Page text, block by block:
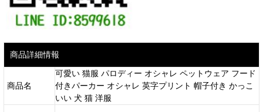
商品詳細情報
商品名
可愛い 猫服 パロディー オシャレ ペットウェア フード
付きパーカー オシャレ 英字プリント 帽子付き かっこ
いい 犬 猫 洋服